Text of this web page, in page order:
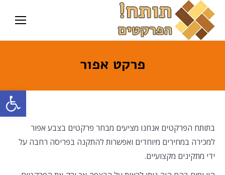
פתח
פרקט אפור
בתותח הפרקטים אנחנו מציעים מבחר פרקטים בצבע אפור
למכירה במחירים מיוחדים ואפשרות להתקנה בפריסה רחבה על
ידי מתקינים מקצועיים.